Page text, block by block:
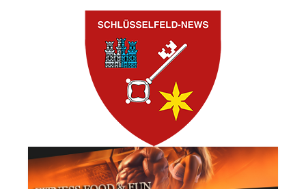
Brand in Sägewerk in Bernroth schnell unter
Kontrolle
Stadt Schlüsselfeld bietet Online-Anmeldung für
Kindergartenplätze an
Dieseldiebstahl im Wert von 600 Euro